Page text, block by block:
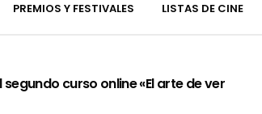
PREMIOS Y FESTIVALES LISTAS DE CINE
curso online «El arte de ver